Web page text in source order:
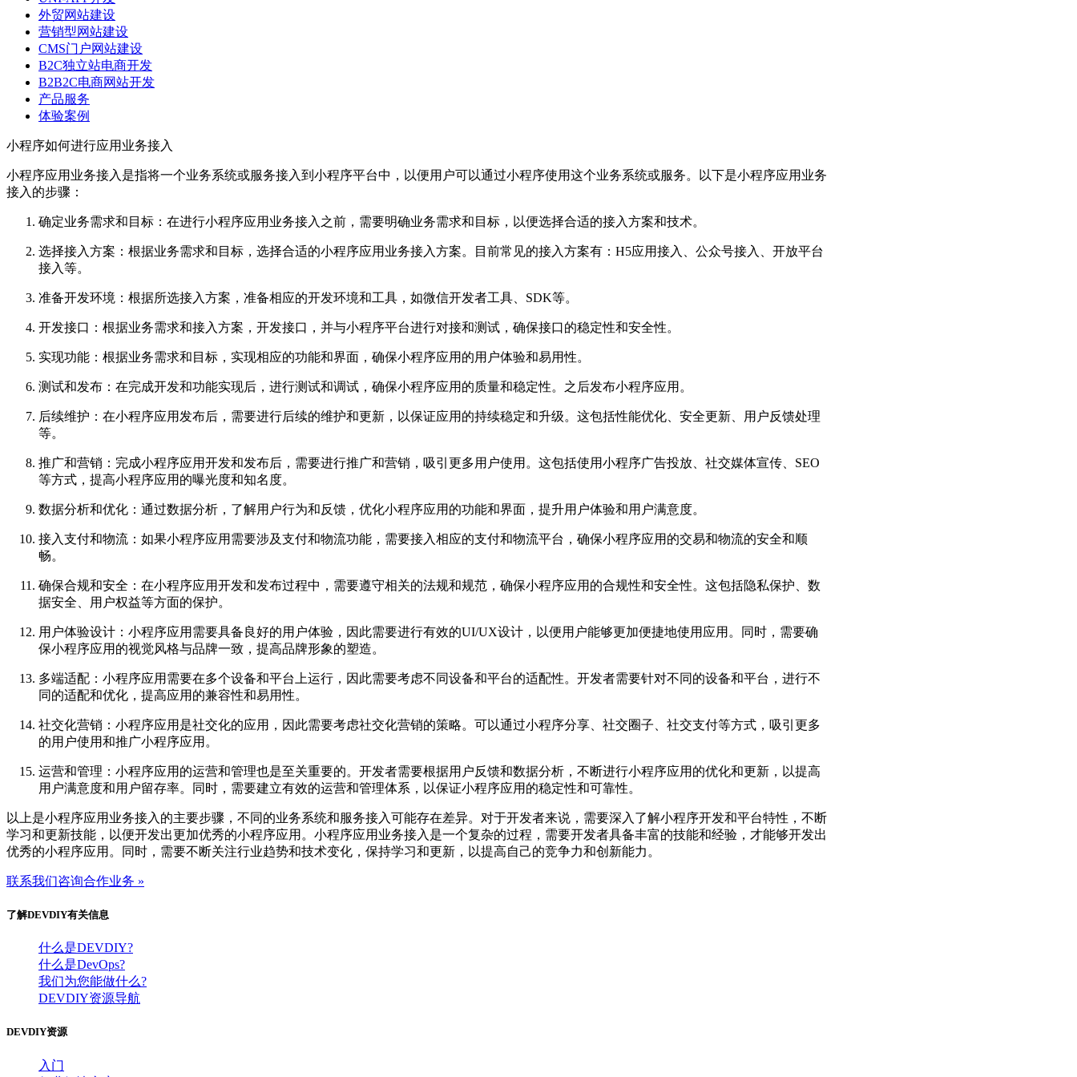
外贸网站建设
营销型网站建设
CMS门户网站建设
B2C独立站电商开发
B2B2C电商网站开发
产品服务
体验案例
小程序如何进行应用业务接入
小程序应用业务接入是指将一个业务系统或服务接入到小程序平台中，以便用户可以通过小程序使用这个业务系统或服务。以下是小程序应用业务
接入的步骤：
确定业务需求和目标：在进行小程序应用业务接入之前，需要明确业务需求和目标，以便选择合适的接入方案和技术。
选择接入方案：根据业务需求和目标，选择合适的小程序应用业务接入方案。目前常见的接入方案有：H5应用接入、公众号接入、开放平台
接入等。
准备开发环境：根据所选接入方案，准备相应的开发环境和工具，如微信开发者工具、SDK等。
开发接口：根据业务需求和接入方案，开发接口，并与小程序平台进行对接和测试，确保接口的稳定性和安全性。
实现功能：根据业务需求和目标，实现相应的功能和界面，确保小程序应用的用户体验和易用性。
测试和发布：在完成开发和功能实现后，进行测试和调试，确保小程序应用的质量和稳定性。之后发布小程序应用。
后续维护：在小程序应用发布后，需要进行后续的维护和更新，以保证应用的持续稳定和升级。这包括性能优化、安全更新、用户反馈处理
等。
推广和营销：完成小程序应用开发和发布后，需要进行推广和营销，吸引更多用户使用。这包括使用小程序广告投放、社交媒体宣传、SEO
等方式，提高小程序应用的曝光度和知名度。
数据分析和优化：通过数据分析，了解用户行为和反馈，优化小程序应用的功能和界面，提升用户体验和用户满意度。
接入支付和物流：如果小程序应用需要涉及支付和物流功能，需要接入相应的支付和物流平台，确保小程序应用的交易和物流的安全和顺
畅。
确保合规和安全：在小程序应用开发和发布过程中，需要遵守相关的法规和规范，确保小程序应用的合规性和安全性。这包括隐私保护、数
据安全、用户权益等方面的保护。
用户体验设计：小程序应用需要具备良好的用户体验，因此需要进行有效的UI/UX设计，以便用户能够更加便捷地使用应用。同时，需要确
保小程序应用的视觉风格与品牌一致，提高品牌形象的塑造。
多端适配：小程序应用需要在多个设备和平台上运行，因此需要考虑不同设备和平台的适配性。开发者需要针对不同的设备和平台，进行不
同的适配和优化，提高应用的兼容性和易用性。
社交化营销：小程序应用是社交化的应用，因此需要考虑社交化营销的策略。可以通过小程序分享、社交圈子、社交支付等方式，吸引更多
的用户使用和推广小程序应用。
运营和管理：小程序应用的运营和管理也是至关重要的。开发者需要根据用户反馈和数据分析，不断进行小程序应用的优化和更新，以提高
用户满意度和用户留存率。同时，需要建立有效的运营和管理体系，以保证小程序应用的稳定性和可靠性。
以上是小程序应用业务接入的主要步骤，不同的业务系统和服务接入可能存在差异。对于开发者来说，需要深入了解小程序开发和平台特性，不断
学习和更新技能，以便开发出更加优秀的小程序应用。小程序应用业务接入是一个复杂的过程，需要开发者具备丰富的技能和经验，才能够开发出
优秀的小程序应用。同时，需要不断关注行业趋势和技术变化，保持学习和更新，以提高自己的竞争力和创新能力。
联系我们咨询合作业务 »
了解DEVDIY有关信息
什么是DEVDIY?
什么是DevOps?
我们为您能做什么?
DEVDIY资源导航
DEVDIY资源
入门